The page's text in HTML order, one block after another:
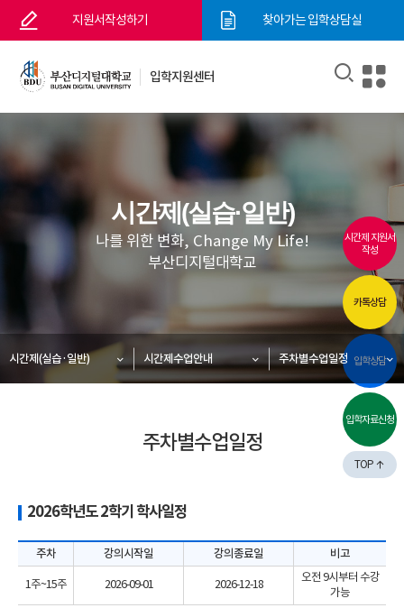
지원서작성하기 찾아가는 입학상담실
입학지원센터
시간제(실습·일반)
나를 위한 변화, Change My Life!
부산디지털대학교
시간제(실습·일반) 시간제수업안내 주차별수업일정
주차별수업일정
2026학년도 2학기 학사일정
주차 강의시작일 강의종료일 비고
1주~15주 2026-09-01 2026-12-18
오전 9시부터 수강
가능
시간제 지원서
작성
카톡상담
입학상담
입학자료신청
TOP